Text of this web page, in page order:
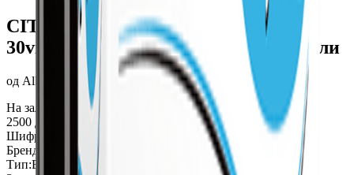
CITIKOL VIALS oral solution 10ml
30viali - Цитикол вијали 10мл 30виали
од Alkaloid
На залиха
2500
Шифра:
Бренд:
Alkaloid
Тип:Виали